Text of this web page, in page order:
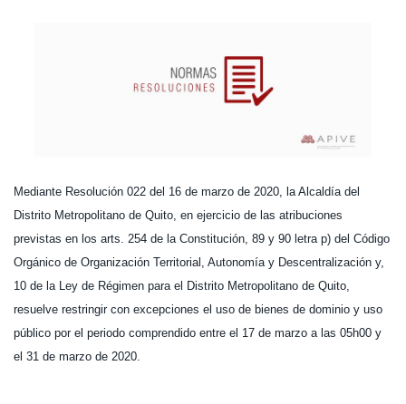
Mediante Resolución 022 del 16 de marzo de 2020, la Alcaldía del
Distrito Metropolitano de Quito, en ejercicio de las atribuciones
previstas en los arts. 254 de la Constitución, 89 y 90 letra p) del Código
Orgánico de Organización Territorial, Autonomía y Descentralización y,
10 de la Ley de Régimen para el Distrito Metropolitano de Quito,
resuelve restringir con excepciones el uso de bienes de dominio y uso
público por el periodo comprendido entre el 17 de marzo a las 05h00 y
el 31 de marzo de 2020.